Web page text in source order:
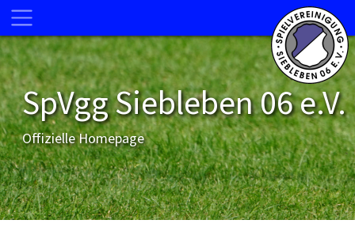
SpVgg Siebleben 06 e.V.
Offizielle Homepage